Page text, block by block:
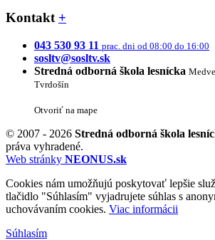
Kontakt +
043 530 93 11 prac. dni od 08:00 do 16:00
sosltv@sosltv.sk
Stredná odborná škola lesnícka
Tvrdošín
Otvoriť na mape
© 2007 - 2026 Stredná odborná škola
práva vyhradené.
Web stránky NEONUS.sk
Cookies nám umožňujú poskytovať lepšie
tlačidlo "Súhlasím" vyjadrujete súhlas s
uchovávaním cookies. Viac informácii
Súhlasím